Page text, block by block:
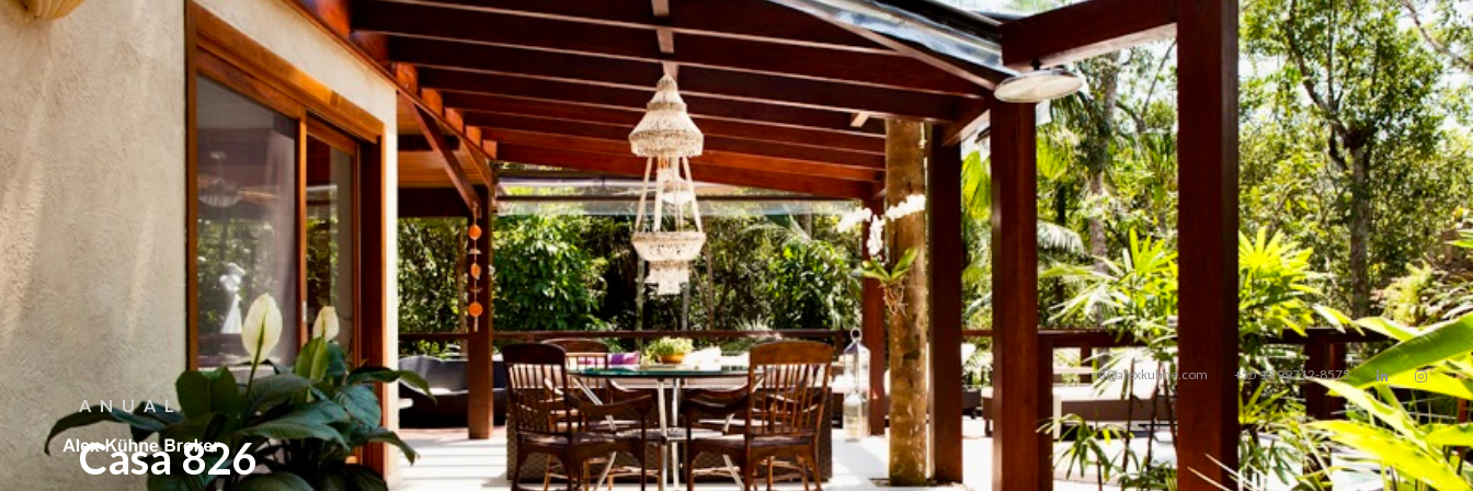
CONTATO
Fale Conosco
   
Especializados em
imóveis de luxo no litoral e na capital de São
Paulo , principalmente nos condomíniosIporanga, São Pedro,
Tijucopava e Taguaíba, no Guarujá.
eu@alexkuhne.com
+55 13 99712-8575
eu@alexkuhne.com +55 13 99712-8575  
Home Propriedades Regiões Comprar Alugar Sobre
ANUAL
Casa 826